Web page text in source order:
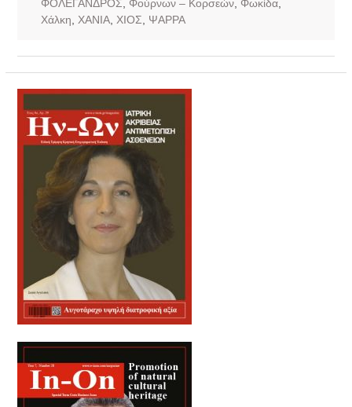
ΦΟΛΕΓΑΝΔΡΟΣ
Φούρνων – Κορσεών, Φωκίδα,
Χάλκη
ΧΑΝΙΑ, ΧΙΟΣ ΨΑΡΡΑ